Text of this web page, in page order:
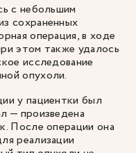
с небольшим
сохраненных
операция, в ходе
этом также удалось
исследование
опухоли.
у пациентки был
— произведена
После операции она
реализации